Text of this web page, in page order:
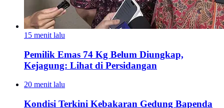
15 menit lalu
Pemilik Emas 74 Kg Belum Diungkap,
Kejagung: Lihat di Persidangan
20 menit lalu
Kondisi Terkini Kebakaran Gedung Bapenda